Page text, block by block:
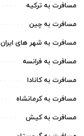
مسافرت به ترکیه
مسافرت به چین
مسافرت به شهر های ایران
مسافرت به فرانسه
مسافرت به کانادا
مسافرت به کرمانشاه
مسافرت به کیش